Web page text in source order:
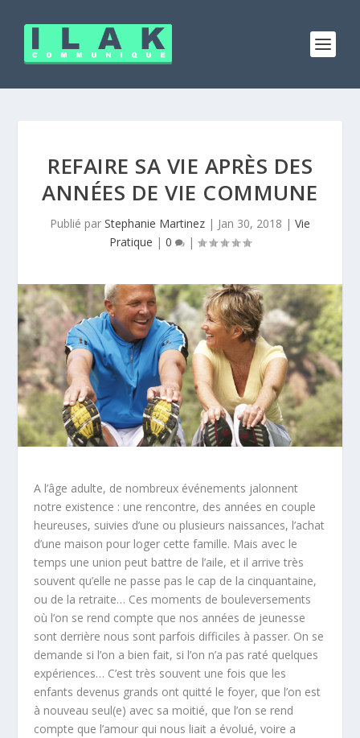
REFAIRE SA VIE APRÈS DES
ANNÉES DE VIE COMMUNE
Publié par Stephanie Martinez | Jan 30, 2018 | Vie
Pratique | 0 |
A l’âge adulte, de nombreux événements jalonnent
notre existence : une rencontre, des années en couple
heureuses, suivies d’une ou plusieurs naissances, l’achat
d’une maison pour loger cette famille. Mais avec le
temps une union peut battre de l’aile, et il arrive très
souvent qu’elle ne passe pas le cap de la cinquantaine,
ou de la retraite… Ces moments de bouleversements
où l’on se rend compte que nos années de jeunesse
sont derrière nous sont parfois difficiles à passer. On se
demande si l’on a bien fait, si l’on n’a pas raté quelques
expériences… C’est très souvent une fois que les
enfants devenus grands ont quitté le foyer, que l’on est
à nouveau seul(e) avec sa moitié, que l’on se rend
compte que l’amour qui nous liait a évolué, voire a